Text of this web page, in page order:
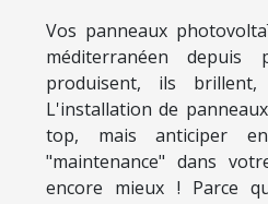
Vos panneaux
méditerranéen depuis
produisent, ils
L'installation de
top, mais anticiper
"maintenance" dans
encore mieux ! Parce